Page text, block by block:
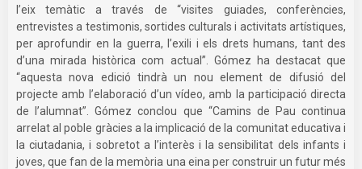
l’eix temàtic a través de “visites guiades, conferències,
entrevistes a testimonis, sortides culturals i activitats artístiques,
per aprofundir en la guerra, l’exili i els drets humans, tant des
d’una mirada històrica com actual”. Gómez ha destacat que
“aquesta nova edició tindrà un nou element de difusió del
projecte amb l’elaboració d’un vídeo, amb la participació directa
de l’alumnat”. Gómez conclou que “Camins de Pau continua
arrelat al poble gràcies a la implicació de la comunitat educativa i
la ciutadania, i sobretot a l’interès i la sensibilitat dels infants i
joves, que fan de la memòria una eina per construir un futur més